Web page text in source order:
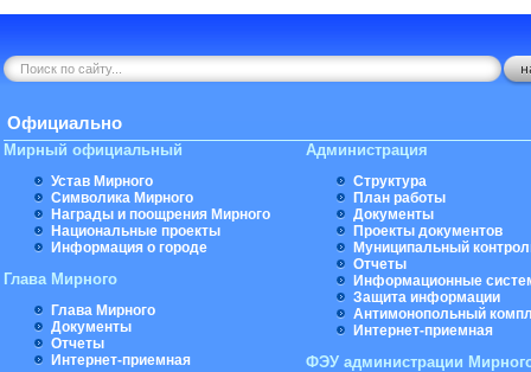
Официально
Мирный официальный
Устав Мирного
Символика Мирного
Награды и поощрения Мирного
Национальные проекты
Информация о городе
Глава Мирного
Глава Мирного
Документы
Отчеты
Интернет-приемная
Администрация
Структура
План работы
Документы
Проекты документов
Муниципальный
Отчеты
Информационные
Защита информации
Антимонопольный
Интернет-приемная
ФЭУ администрации